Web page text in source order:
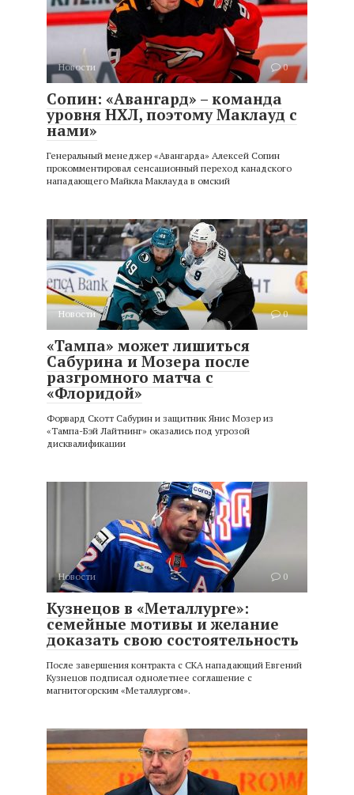
Новости 0
Сопин: «Авангард» – команда
уровня НХЛ, поэтому Маклауд с
нами»
Генеральный менеджер «Авангарда» Алексей Сопин
прокомментировал сенсационный переход канадского
нападающего Майкла Маклауда в омский
Новости 0
«Тампа» может лишиться
Сабурина и Мозера после
разгромного матча с
«Флоридой»
Форвард Скотт Сабурин и защитник Янис Мозер из
«Тампа-Бэй Лайтнинг» оказались под угрозой
дисквалификации
Новости 0
Кузнецов в «Металлурге»:
семейные мотивы и желание
доказать свою состоятельность
После завершения контракта с СКА нападающий Евгений
Кузнецов подписал однолетнее соглашение с
магнитогорским «Металлургом».